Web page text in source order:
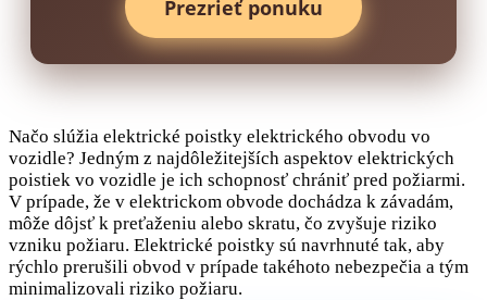
Prezrieť ponuku
Načo slúžia elektrické poistky elektrického obvodu vo
vozidle? Jedným z najdôležitejších aspektov elektrických
poistiek vo vozidle je ich schopnosť chrániť pred požiarmi.
V prípade, že v elektrickom obvode dochádza k závadám,
môže dôjsť k preťaženiu alebo skratu, čo zvyšuje riziko
vzniku požiaru. Elektrické poistky sú navrhnuté tak, aby
rýchlo prerušili obvod v prípade takéhoto nebezpečia a tým
minimalizovali riziko požiaru.